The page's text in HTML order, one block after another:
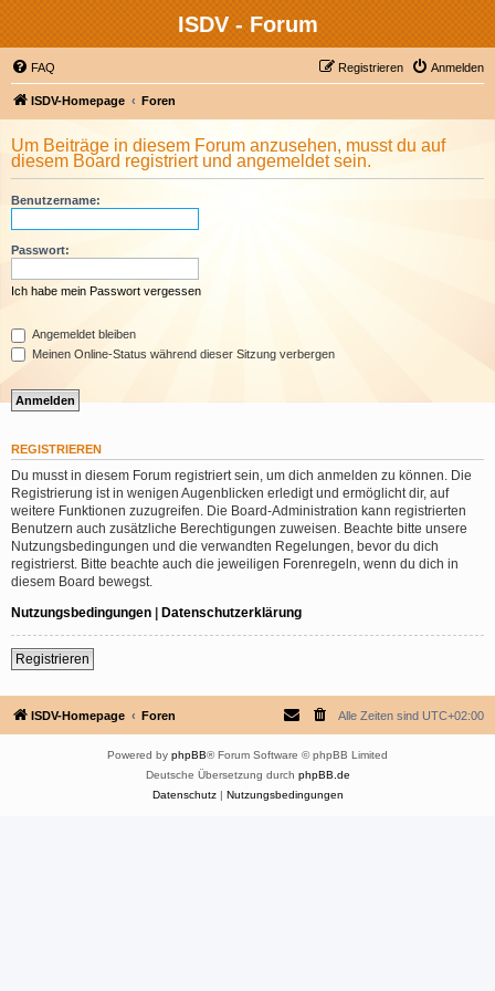
ISDV - Forum
FAQ Anmelden
Registrieren
ISDV-Homepage Foren
Um Beiträge in diesem Forum anzusehen, musst du auf
diesem Board registriert und angemeldet sein.
Benutzername:
Passwort:
Ich habe mein Passwort vergessen
Angemeldet bleiben
Meinen Online-Status während dieser Sitzung verbergen
REGISTRIEREN
Du musst in diesem Forum registriert sein, um dich anmelden zu können. Die
Registrierung ist in wenigen Augenblicken erledigt und ermöglicht dir, auf
weitere Funktionen zuzugreifen. Die Board-Administration kann registrierten
Benutzern auch zusätzliche Berechtigungen zuweisen. Beachte bitte unsere
Nutzungsbedingungen und die verwandten Regelungen, bevor du dich
registrierst. Bitte beachte auch die jeweiligen Forenregeln, wenn du dich in
diesem Board bewegst.
Nutzungsbedingungen | Datenschutzerklärung
Registrieren
ISDV-Homepage Foren Alle Zeiten sind UTC+02:00
Powered by phpBB® Forum Software © phpBB Limited
Deutsche Übersetzung durch phpBB.de
Datenschutz| Nutzungsbedingungen